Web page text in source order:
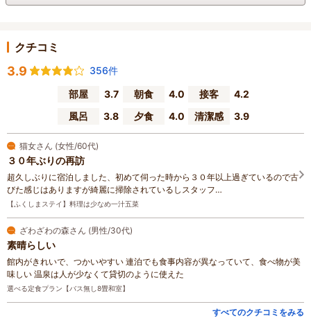
クチコミ
3.9
356件
部屋
3.7 朝食 4.0 接客
4.2
風呂
3.8 夕食 4.0 清潔感 3.9
猫女さん (女性/60代)
３０年ぶりの再訪
超久しぶりに宿泊しました、初めて伺った時から３０年以上過ぎているので古
びた感じはありますが綺麗に掃除されているしスタッフ…
【ふくしまステイ】料理は少なめ一汁五菜
ざわざわの森さん (男性/30代)
素晴らしい
館内がきれいで、つかいやすい 連泊でも食事内容が異なっていて、食べ物が美
味しい 温泉は人が少なくて貸切のように使えた
選べる定食プラン【バス無し8畳和室】
すべてのクチコミをみる